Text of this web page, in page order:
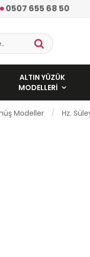
0507 655 68 50
ALTIN YÜZÜK
MODELLERI
Modeller Hz.